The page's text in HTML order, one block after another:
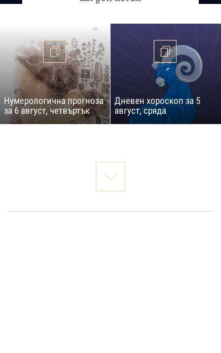
Нумерологична прогноза
за 6 август, четвъртък
Дневен хороскоп за 5
август, сряда